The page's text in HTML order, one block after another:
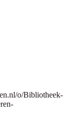
o/Bibliotheek-